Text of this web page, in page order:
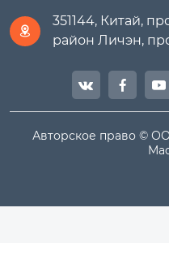

351144, Китай,
район Личэн,
  
Авторское право ©